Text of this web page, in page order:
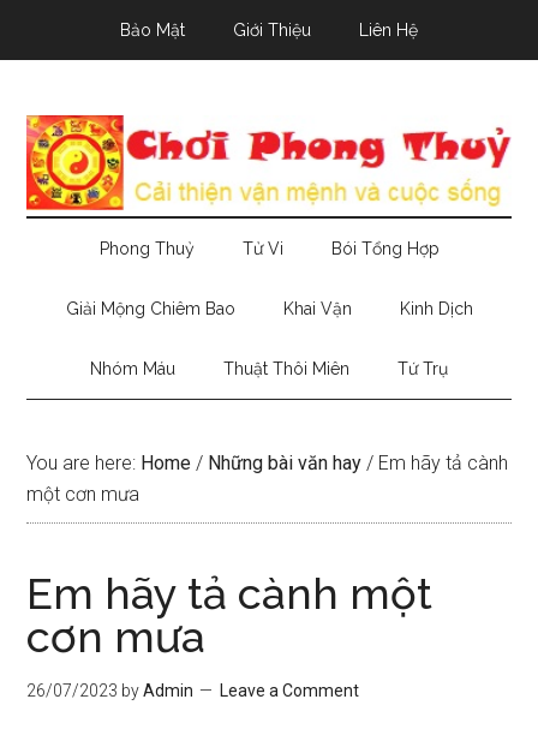
Bảo Mật Giới Thiệu Liên Hệ
Phong Thuỷ Tử Vi Bói Tổng Hợp
Giải Mộng Chiêm Bao Khai Vận Kinh Dịch
Nhóm Máu Thuật Thôi Miên Tứ Trụ
You are here: Home / Những bài văn hay / Em hãy tả cành
một cơn mưa
Em hãy tả cành một
cơn mưa
26/07/2023 byAdmin Leave a Comment